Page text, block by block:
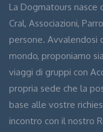
La Dogmatours
Cral, Associazioni,
persone. Avvalendosi
mondo, proponiamo
viaggi di gruppi con
propria sede che la
base alle vostre
incontro con il nostro